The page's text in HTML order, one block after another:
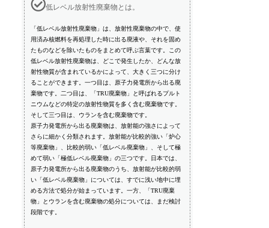
低レベル放射性廃棄物とは。
「低レベル放射性廃棄物」は、放射性廃棄物の中で、使
用済み核燃料を再処理した時に出る廃液や、それを固め
たものなどを除いたものをまとめて呼ぶ言葉です。この
低レベル放射性廃棄物は、どこで発生したか、どんな放
射性物質が含まれているかによって、大きく三つに分け
ることができます。一つ目は、原子力発電所から出る廃
棄物です。二つ目は、「TRU廃棄物」と呼ばれるプルト
ニウムなどの特定の放射性物質を多く含む廃棄物です。
そして三つ目は、ウランを含む廃棄物です。
原子力発電所から出る廃棄物は、放射能の強さによって
さらに細かく分類されます。放射能が比較的強い「炉心
等廃棄物」、比較的弱い「低レベル廃棄物」、そして極
めて弱い「極低レベル廃棄物」の三つです。日本では、
原子力発電所から出る廃棄物のうち、放射能が比較的弱
い「低レベル廃棄物」については、すでに浅い地中に埋
める方法で処分が始まっています。一方、「TRU廃棄
物」とウランを含む廃棄物の処分については、まだ検討
段階です。